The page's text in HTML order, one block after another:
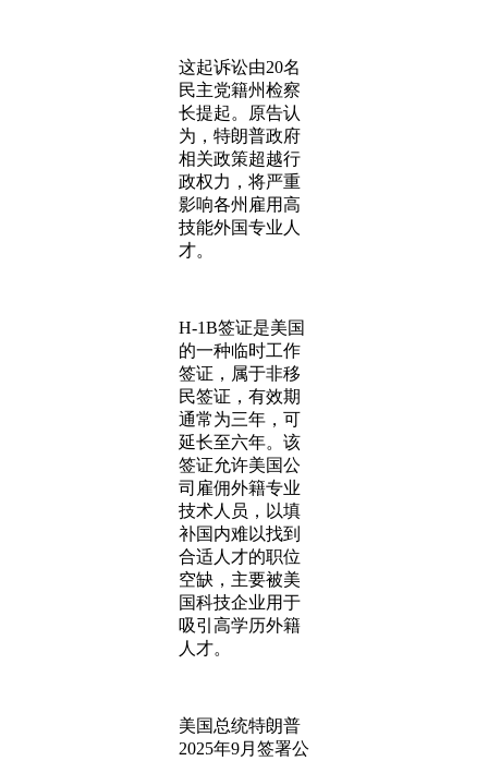
这起诉讼由20名
民主党籍州检察
长提起。原告认
为，特朗普政府
相关政策超越行
政权力，将严重
影响各州雇用高
技能外国专业人
才。
H-1B签证是美国
的一种临时工作
签证，属于非移
民签证，有效期
通常为三年，可
延长至六年。该
签证允许美国公
司雇佣外籍专业
技术人员，以填
补国内难以找到
合适人才的职位
空缺，主要被美
国科技企业用于
吸引高学历外籍
人才。
美国总统特朗普
2025年9月签署公